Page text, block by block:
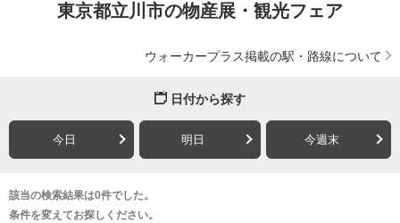
東京都立川市の物産展・観光フェア
ウォーカープラス掲載の駅・路線について
日付から探す
今日 明日 今週末
該当の検索結果は0件でした。
条件を変えてお探しください。